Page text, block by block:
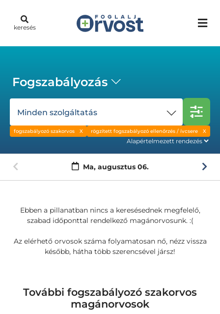
keresés
Fogszabályozás
Minden szolgáltatás
fogszabályozó szakorvos rögzített fogszabályozó ellenőrzés / ívcsere
Ma, augusztus 06.
Ebben a pillanatban nincs a keresésednek megfelelő,
szabad időponttal rendelkező magánorvosunk. :(
Az elérhető orvosok száma folyamatosan nő, nézz vissza
később, hátha több szerencsével jársz!
További fogszabályozó szakorvos
magánorvosok